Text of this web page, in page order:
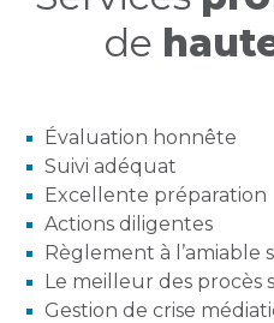
de
Évaluation honnête
Suivi adéquat
Excellente préparation
Actions diligentes
Règlement à l’amiable
Le meilleur des procès
Gestion de crise